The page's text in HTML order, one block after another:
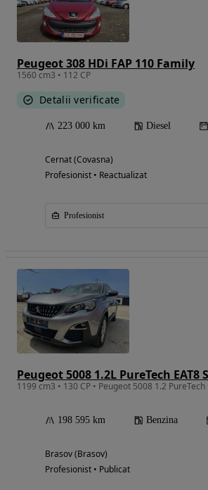
Peugeot 308 HDi FAP 110 Family
1560 cm3 • 112 CP
Detalii verificate
223 000 km Diesel
Cernat (Covasna)
Profesionist • Reactualizat
Profesionist
198 595 km Benzina
Brasov (Brasov)
Profesionist • Publicat